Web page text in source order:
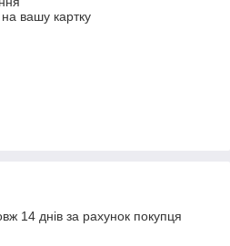
вашу картку
14 днів за рахунок покупця